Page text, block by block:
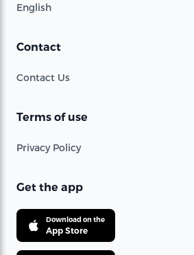
English
Contact
Contact Us
Terms of use
Privacy Policy
Get the app
Download on the
App Store